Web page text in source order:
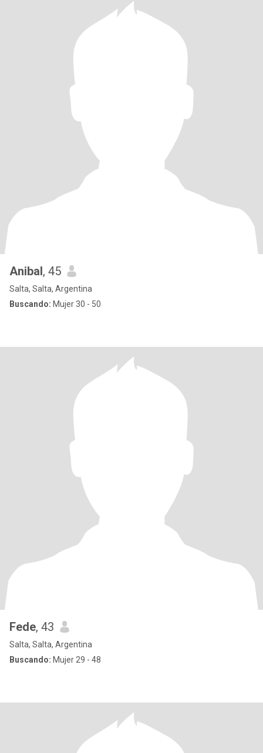
Anibal, 45
Salta, Salta, Argentina
Buscando: Mujer 30 - 50
Fede, 43
Salta, Salta, Argentina
Buscando: Mujer 29 - 48